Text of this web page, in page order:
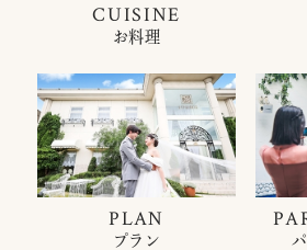
CUISINE
お料理
PLAN
プラン